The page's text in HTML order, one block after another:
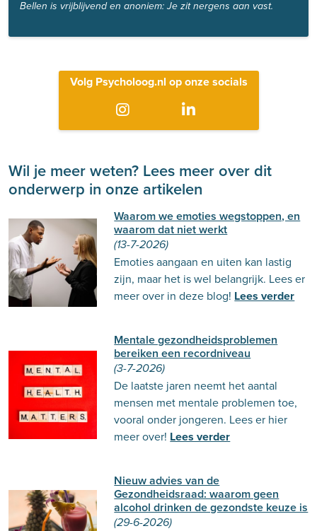
Bellen is vrijblijvend en anoniem: Je zit nergens aan vast.
Volg Psycholoog.nl op onze socials
Wil je meer weten? Lees meer over dit
onderwerp in onze artikelen
Waarom we emoties wegstoppen, en
waarom dat niet werkt
(13-7-2026)
Emoties aangaan en uiten kan lastig
zijn, maar het is wel belangrijk. Lees er
meer over in deze blog! Lees verder
Mentale gezondheidsproblemen
bereiken een recordniveau
(3-7-2026)
De laatste jaren neemt het aantal
mensen met mentale problemen toe,
vooral onder jongeren. Lees er hier
meer over! Lees verder
Nieuw advies van de
Gezondheidsraad: waarom geen
alcohol drinken de gezondste keuze is
(29-6-2026)